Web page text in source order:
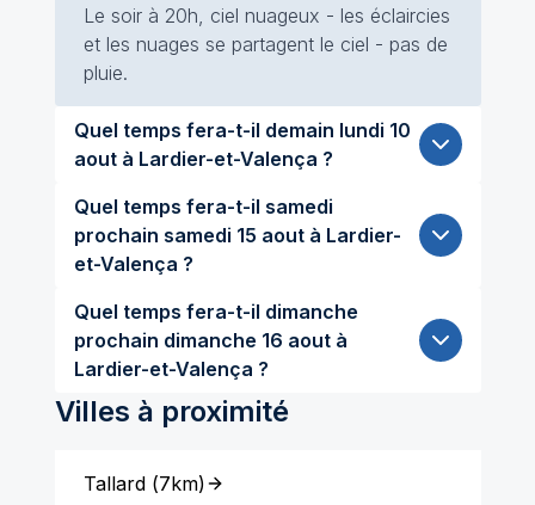
Le soir à 20h, ciel nuageux - les éclaircies
et les nuages se partagent le ciel - pas de
pluie.
Quel temps fera-t-il demain lundi 10
aout à Lardier-et-Valença ?
Quel temps fera-t-il samedi
prochain samedi 15 aout à Lardier-
et-Valença ?
Quel temps fera-t-il dimanche
prochain dimanche 16 aout à
Lardier-et-Valença ?
Villes à proximité
Tallard(7km)